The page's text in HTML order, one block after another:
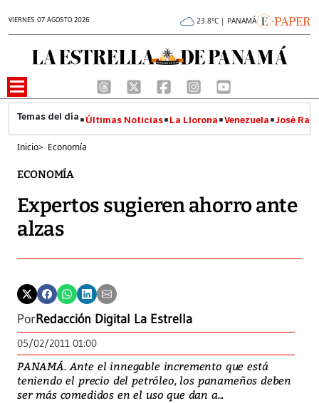
VIERNES 07 AGOSTO 2026 23.8°C | PANAMÁ
Últimas Noticias La Llorona Venezuela José
Inicio> Economía
ECONOMÍA
Expertos sugieren ahorro ante
alzas
PorRedacción Digital La Estrella
05/02/2011 01:00
PANAMÁ. Ante el innegable incremento que está
teniendo el precio del petróleo, los panameños deben
ser más comedidos en el uso que dan a...